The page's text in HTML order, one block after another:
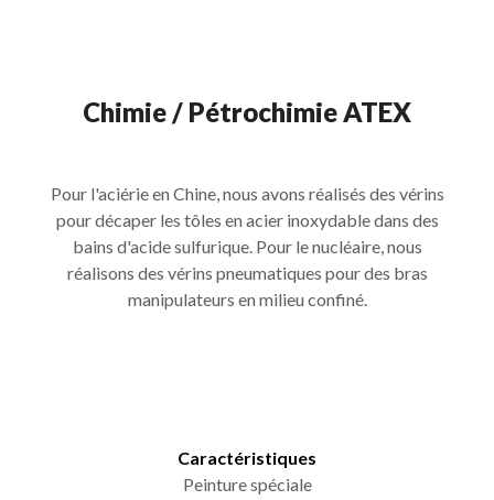
Chimie / Pétrochimie ATEX
Pour l'aciérie en Chine, nous avons réalisés des vérins
pour décaper les tôles en acier inoxydable dans des
bains d'acide sulfurique. Pour le nucléaire, nous
réalisons des vérins pneumatiques pour des bras
manipulateurs en milieu confiné.
Caractéristiques
Peinture spéciale